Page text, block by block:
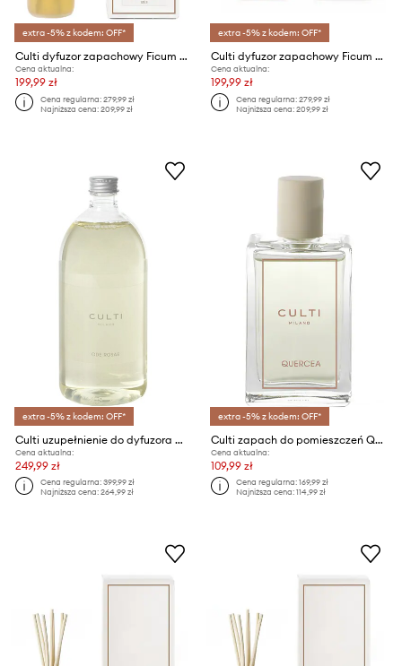
extra -5% z kodem: OFF*
Culti dyfuzor zapachowy Ficum Blu 250 ml
Cena aktualna:
199,99 zł
Cena regularna:279,99 zł
Najniższa cena:209,99 zł
extra -5% z kodem: OFF*
Culti dyfuzor zapachowy Ficum Blu 250 ml
Cena aktualna:
199,99 zł
Cena regularna:279,99 zł
Najniższa cena:209,99 zł
extra -5% z kodem: OFF*
Culti uzupełnienie do dyfuzora Oderosae 1000 ml
Cena aktualna:
249,99 zł
Cena regularna:399,99 zł
Najniższa cena:264,99 zł
extra -5% z kodem: OFF*
Culti zapach do pomieszczeń Quercea 100 ml
Cena aktualna:
109,99 zł
Cena regularna:169,99 zł
Najniższa cena:114,99 zł